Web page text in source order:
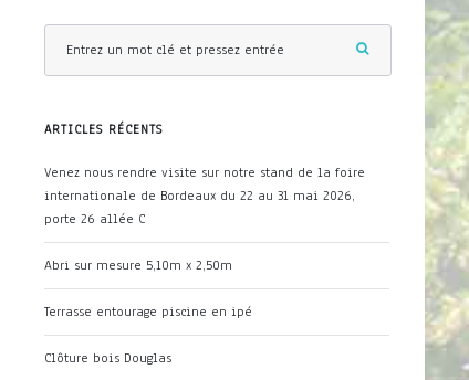
ARTICLES RÉCENTS
Venez nous rendre visite sur notre stand de la foire
internationale de Bordeaux du 22 au 31 mai 2026,
porte 26 allée C
Abri sur mesure 5,10m x 2,50m
Terrasse entourage piscine en ipé
Clôture bois Douglas